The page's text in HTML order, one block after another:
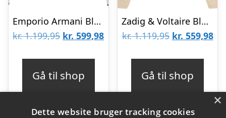
Emporio Armani Bluse – Strik – Hvid/Blåstribet
kr.1.199,95 Den
var:
kr. 599,98Den
Gå til shop
Zadig & Voltaire Bluse – Strik – Off White/Sortstribet
kr.1.119,95 Den
var:
kr. 1.119,95.
kr. 559,98
Gå til shop
×
Dette website bruger tracking cookies